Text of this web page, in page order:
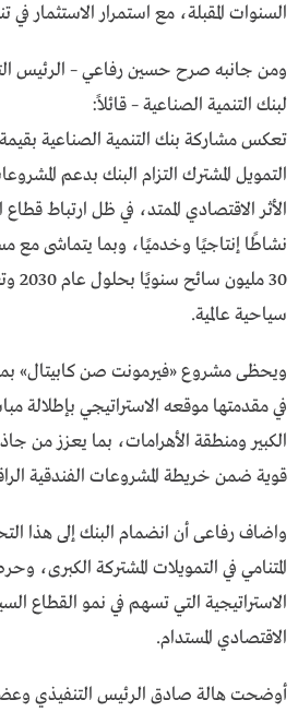
السنوات المقبلة، مع استمرار الاستثمار في
ومن جانبه صرح حسين رفاعي – الرئيس
لبنك التنمية الصناعية – قائلاً:
التمويل المشترك التزام البنك بدعم
نشاطًا إنتاجيًا وخدميًا، وبما يتماشى مع
30
سياحية عالمية.
ويحظى مشروع «فيرمونت صن كابيتال»
في مقدمتها موقعه الاستراتيجي بإطلالة
الكبير ومنطقة الأهرامات، بما يعزز من
قوية ضمن خريطة المشروعات الفندقية
واضاف رفاعى أن انضمام البنك إلى هذا
المتنامي في التمويلات المشتركة الكبرى،
الاستراتيجية التي تسهم في نمو القطاع
الاقتصادي المستدام.
أوضحت هالة صادق الرئيس التنفيذي